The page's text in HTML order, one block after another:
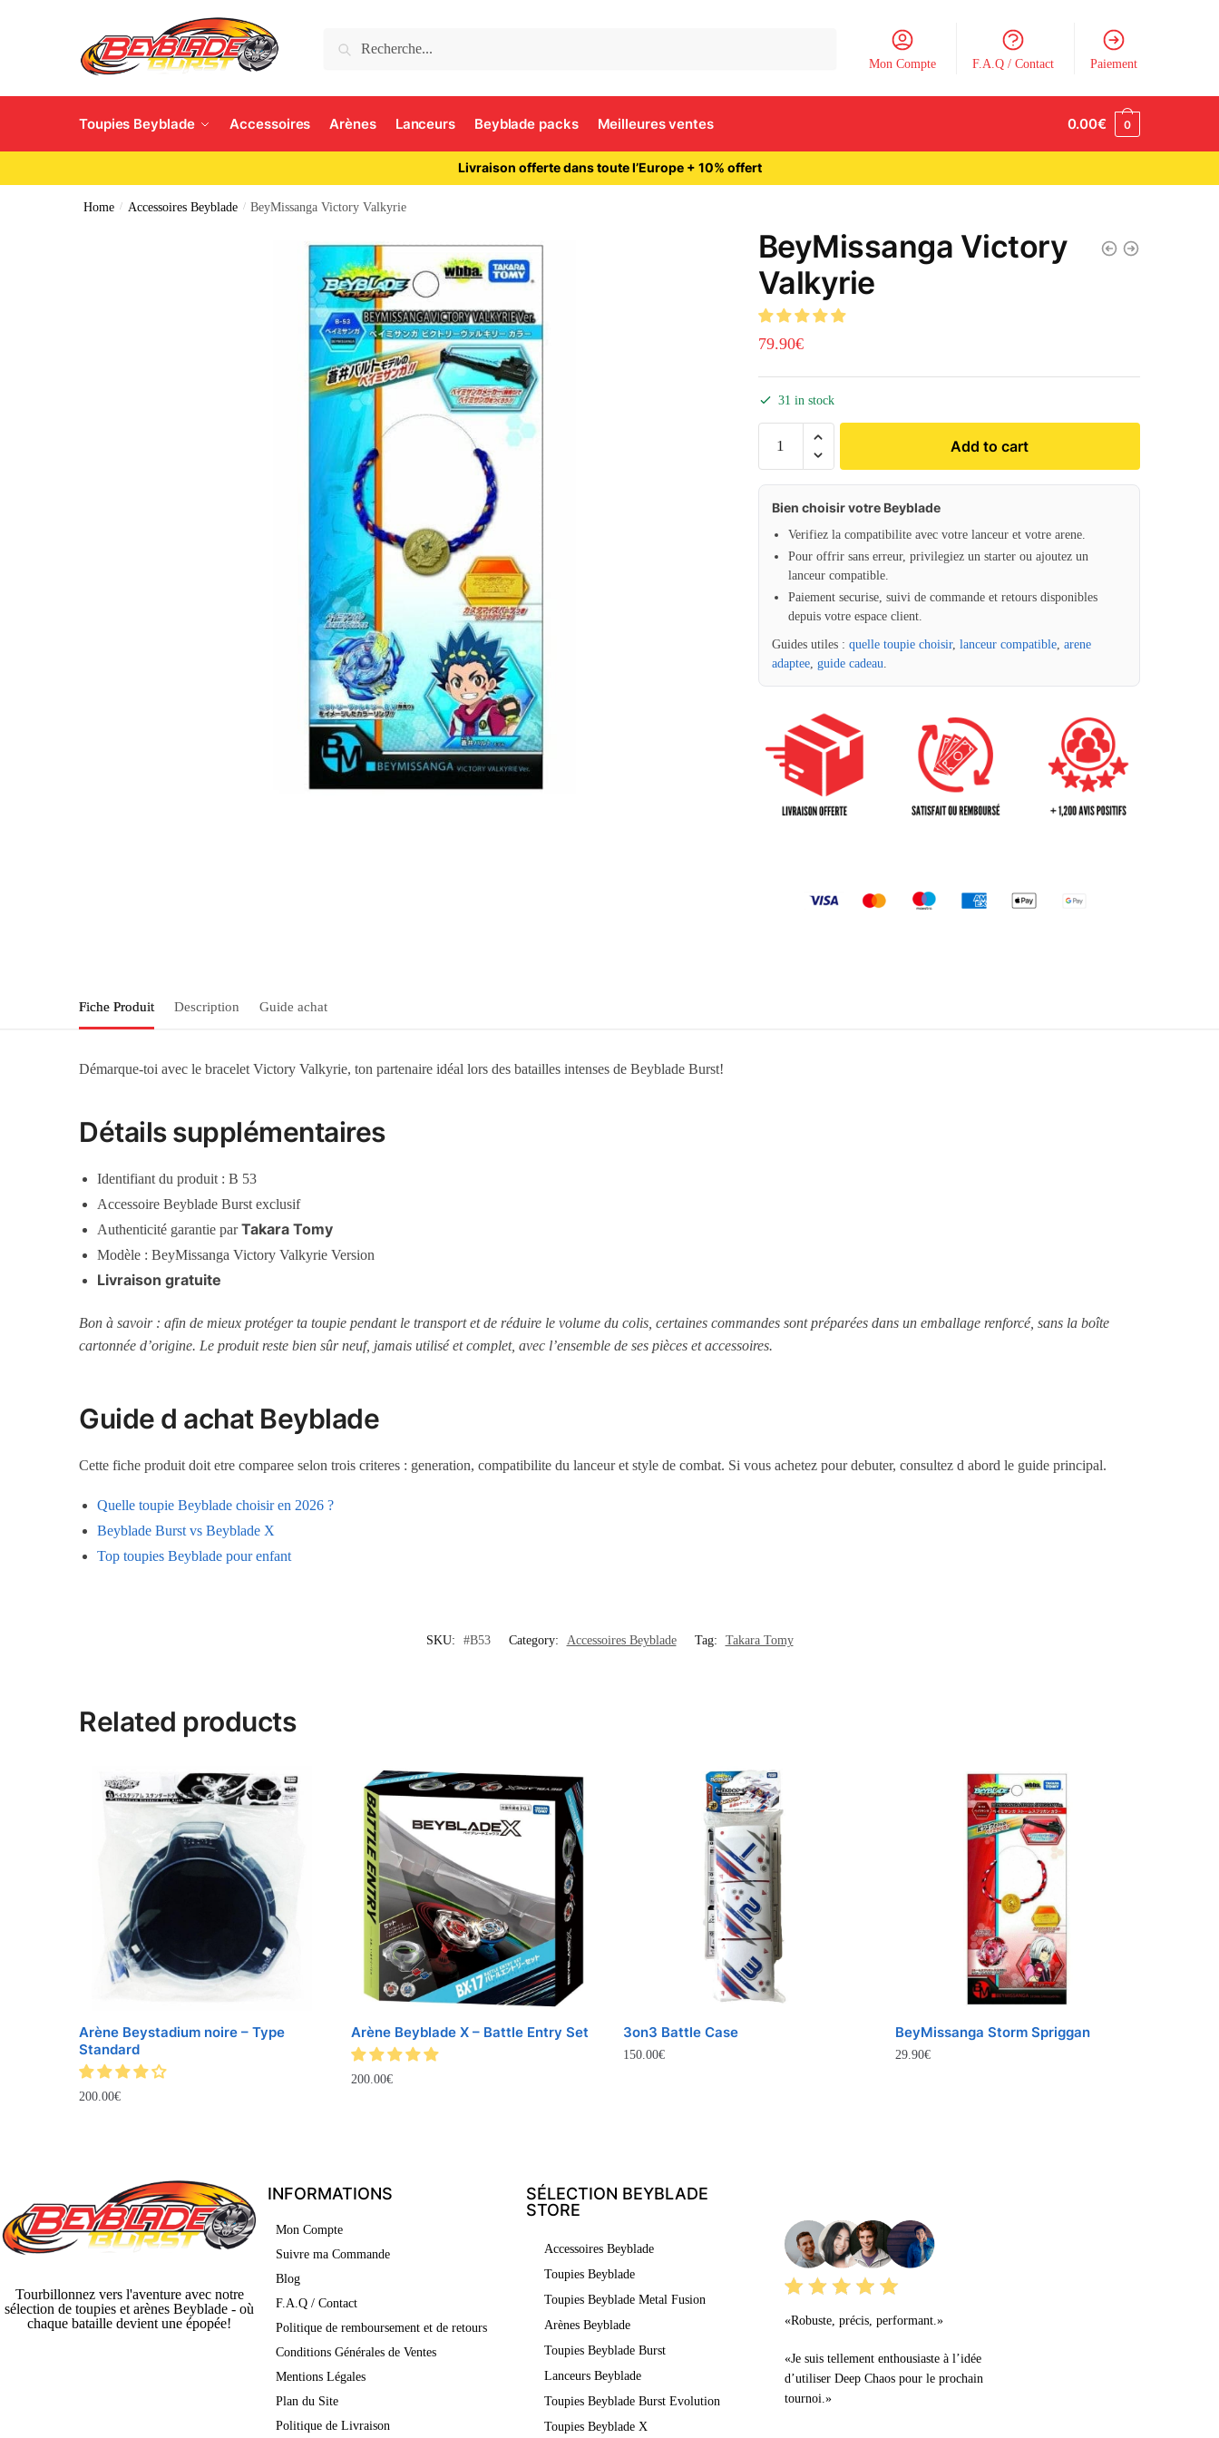
Search
Mon Compte F.A.Q / Contact Paiement
Toupies Beyblade Accessoires Arènes Lanceurs Beyblade packs Meilleures ventes 0.00€ 0
Livraison offerte dans toute l’Europe + 10% offert
Home / Accessoires Beyblade / BeyMissanga Victory Valkyrie
BeyMissanga Victory
Valkyrie
79.90€
31 in stock
Add to cart
Bien choisir votre Beyblade
Verifiez la compatibilite avec votre lanceur et votre arene.
Pour offrir sans erreur, privilegiez un starter ou ajoutez un
lanceur compatible.
Paiement securise, suivi de commande et retours disponibles
depuis votre espace client.
Guides utiles : quelle toupie choisir, lanceur compatible, arene
adaptee, guide cadeau
Fiche Produit Description Guide achat
Démarque-toi avec le bracelet Victory Valkyrie, ton partenaire idéal lors des batailles intenses de Beyblade Burst!
Détails supplémentaires
Identifiant du produit : B 53
Accessoire Beyblade Burst exclusif
Authenticité garantie parTakara Tomy
Modèle : BeyMissanga Victory Valkyrie Version
Livraison gratuite
Bon à savoir : afin de mieux protéger ta toupie pendant le transport et de réduire le volume du colis, certaines commandes sont préparées dans un emballage renforcé, sans la boîte
cartonnée d’origine. Le produit reste bien sûr neuf, jamais utilisé et complet, avec l’ensemble de ses pièces et accessoires.
Guide d achat Beyblade
Cette fiche produit doit etre comparee selon trois criteres : generation, compatibilite du lanceur et style de combat. Si vous achetez pour debuter, consultez d abord le guide principal.
Quelle toupie Beyblade choisir en 2026 ?
Beyblade Burst vs Beyblade X
Top toupies Beyblade pour enfant
SKU: #B53 Category: Accessoires Beyblade Tag: Takara Tomy
Related products
Arène Beystadium noire – Type
Standard
200.00€
Arène Beyblade X – Battle Entry Set
200.00€
3on3 Battle Case
150.00€
BeyMissanga Storm Spriggan
29.90€
Tourbillonnez vers l'aventure avec notre
sélection de toupies et arènes Beyblade - où
chaque bataille devient une épopée!
INFORMATIONS
Mon Compte
Suivre ma Commande
Blog
F.A.Q / Contact
Politique de remboursement et de retours
Conditions Générales de Ventes
Mentions Légales
Plan du Site
Politique de Livraison
SÉLECTION BEYBLADE
STORE
Accessoires Beyblade
Toupies Beyblade
Toupies Beyblade Metal Fusion
Arènes Beyblade
Toupies Beyblade Burst
Lanceurs Beyblade
Toupies Beyblade Burst Evolution
Toupies Beyblade X
«Robuste, précis, performant.»
«Je suis tellement enthousiaste à l’idée
d’utiliser Deep Chaos pour le prochain
tournoi.»